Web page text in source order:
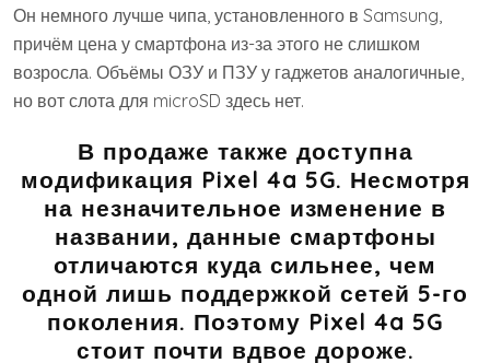
Он немного лучше чипа, установленного в Samsung,
причём цена у смартфона из-за этого не слишком
возросла. Объёмы ОЗУ и ПЗУ у гаджетов аналогичные,
но вот слота для microSD здесь нет.
В продаже также доступна
модификация Pixel 4a 5G. Несмотря
на незначительное изменение в
названии, данные смартфоны
отличаются куда сильнее, чем
одной лишь поддержкой сетей 5-го
поколения. Поэтому Pixel 4a 5G
стоит почти вдвое дороже.